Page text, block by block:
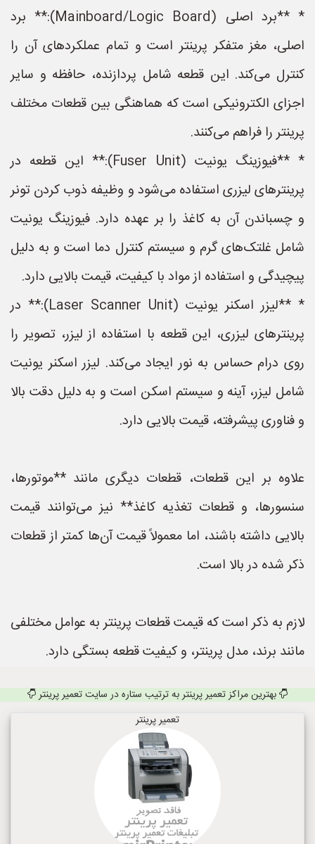
* **برد اصلی (Mainboard/Logic Board):** برد
اصلی، مغز متفکر پرینتر است و تمام عملکردهای آن را
کنترل می‌کند. این قطعه شامل پردازنده، حافظه و سایر
اجزای الکترونیکی است که هماهنگی بین قطعات مختلف
پرینتر را فراهم می‌کنند.
* **فیوزینگ یونیت (Fuser Unit):** این قطعه در
پرینترهای لیزری استفاده می‌شود و وظیفه ذوب کردن تونر
و چسباندن آن به کاغذ را بر عهده دارد. فیوزینگ یونیت
شامل غلتک‌های گرم و سیستم کنترل دما است و به دلیل
پیچیدگی و استفاده از مواد با کیفیت، قیمت بالایی دارد.
* **لیزر اسکنر یونیت (Laser Scanner Unit):** در
پرینترهای لیزری، این قطعه با استفاده از لیزر، تصویر را
روی درام حساس به نور ایجاد می‌کند. لیزر اسکنر یونیت
شامل لیزر، آینه و سیستم اسکن است و به دلیل دقت بالا
و فناوری پیشرفته، قیمت بالایی دارد.
علاوه بر این قطعات، قطعات دیگری مانند **موتورها،
سنسورها، و قطعات تغذیه کاغذ** نیز می‌توانند قیمت
بالایی داشته باشند، اما معمولاً قیمت آن‌ها کمتر از قطعات
ذکر شده در بالا است.
لازم به ذکر است که قیمت قطعات پرینتر به عوامل مختلفی
مانند برند، مدل پرینتر، و کیفیت قطعه بستگی دارد.
بهترین مراکز تعمیر پرینتر به ترتیب ستاره در سایت تعمیر پرینتر
تعمیر پرینتر